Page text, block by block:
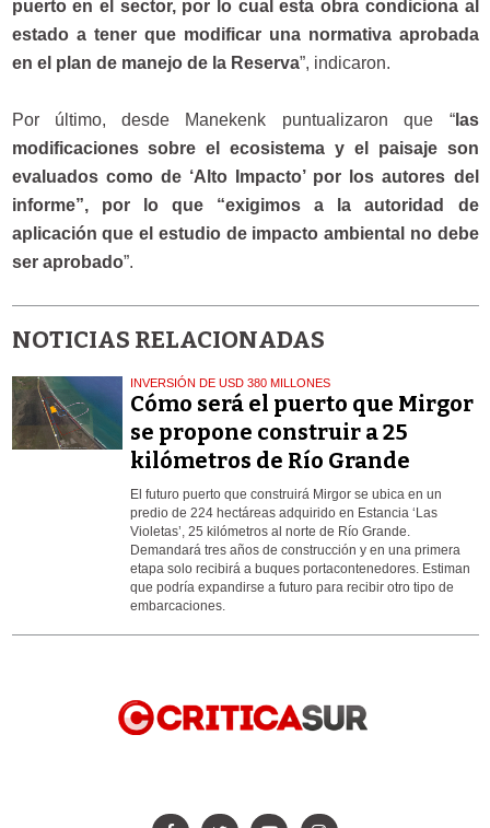
puerto en el sector, por lo cual esta obra condiciona al
estado a tener que modificar una normativa aprobada
en el plan de manejo de la Reserva”, indicaron.
Por último, desde Manekenk puntualizaron que “las
modificaciones sobre el ecosistema y el paisaje son
evaluados como de ‘Alto Impacto’ por los autores del
informe”, por lo que “exigimos a la autoridad de
aplicación que el estudio de impacto ambiental no debe
ser aprobado”.
NOTICIAS RELACIONADAS
INVERSIÓN DE USD 380 MILLONES
Cómo será el puerto que Mirgor
se propone construir a 25
kilómetros de Río Grande
El futuro puerto que construirá Mirgor se ubica en un
predio de 224 hectáreas adquirido en Estancia ‘Las
Violetas’, 25 kilómetros al norte de Río Grande.
Demandará tres años de construcción y en una primera
etapa solo recibirá a buques portacontenedores. Estiman
que podría expandirse a futuro para recibir otro tipo de
embarcaciones.